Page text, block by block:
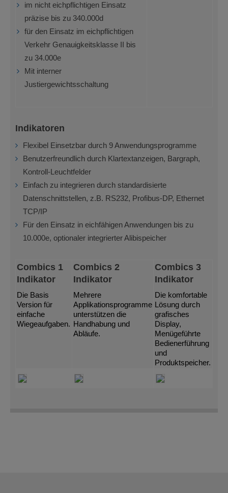
im nicht eichpflichtigen Einsatz
präzise bis zu 340.000d
für den Einsatz im eichpflichtigen
Verkehr Genauigkeitsklasse II bis
zu 34.000e
Mit interner
Justiergewichtsschaltung
Indikatoren
Flexibel Einsetzbar durch 9 Anwendungsprogramme
Benutzerfreundlich durch Klartextanzeigen, Bargraph,
Kontroll-Leuchtfelder
Einfach zu integrieren durch standardisierte
Datenschnittstellen, z.B. RS232, Profibus-DP, Ethernet
TCP/IP
Für den Einsatz in eichfähigen Anwendungen bis zu
10.000e, optionaler integrierter Alibispeicher
Combics 1
Indikator
Die Basis
Version für
einfache
Wiegeaufgaben.
Combics 2
Indikator
Mehrere
Applikationsprogramme
unterstützen die
Handhabung und
Abläufe.
Combics 3
Indikator
Die komfortable
Lösung durch
grafisches
Display,
Menügeführte
Bedienerführung
und
Produktspeicher.